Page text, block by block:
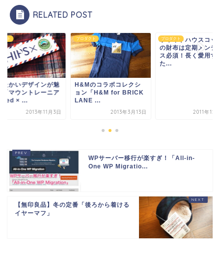
RELATED POST
クト
たかいデザインが魅
「マウントレーニア
× ...
2013年11月3日
プロダクト
H&Mのコラボコレクシ
ョン「H&M for BRICK
LANE ...
2013年3月13日
プロダクト
ホワイトハウスコッ
の財布は定期メンテ
ス必須！長く愛用す
た...
2011年12
WPサーバー移行が楽すぎ！「All-in-
One WP Migratio...
【無印良品】冬の定番「後ろから着ける
イヤーマフ」